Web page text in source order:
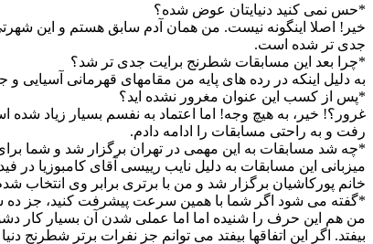
*حس نمی کنید دنیایتان عوض شده؟
خیر! اصلا اینگونه نیست. من همان آدم سابق هستم و این
جدی تر شده است.
*چرا بعد این مسابقات شطرنج برایت جدی تر شد؟
به دلیل اینکه در رده های پایه من مقامهای قهرمانی
*پس از کسب این عنوان مغرور نشده اید؟
غرور؟! خیر، به هیچ وجه! اما اعتماد به نفسم بسیار زیاد
رفت و به راحتی مسابقات را ادامه دادم.
*چه شد مسابقات به این مهمی در تهران برگزار شد و شما
میزبانی این مسابقات به دلیل نایب رییسی آقای کامبوزیا در
خانم پورکاشیان برگزار شد و من با برتری برابر وی انتخاب
*گفته می شود اگر شما با همین سرعت پیشرفت کنید، جز ده
من هم این حرف را شنیده اما اما عملی شدن آن بسیار کار
بیفتد. اگر این اتفاقها بیفتد می توانم جز نفرات برتر شطرنج